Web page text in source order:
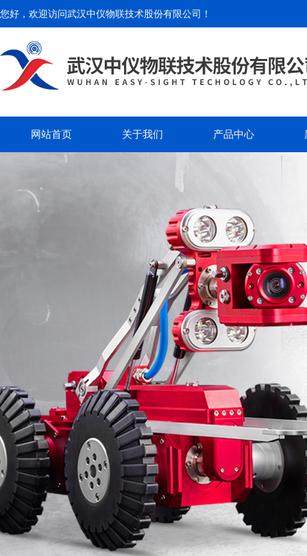
您好，欢迎访问武汉中仪物联技术股份有限公司 ！
网站首页 关于我们 产品中心